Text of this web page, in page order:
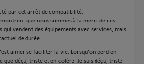
par cet arrêt de compatibilité.
que nous sommes à la merci de ces
qui vendent des équipements avec services, mais
de durée.
aimer se faciliter la vie. Lorsqu'on perd en
déçu, triste et en colère. Je suis déçu, triste